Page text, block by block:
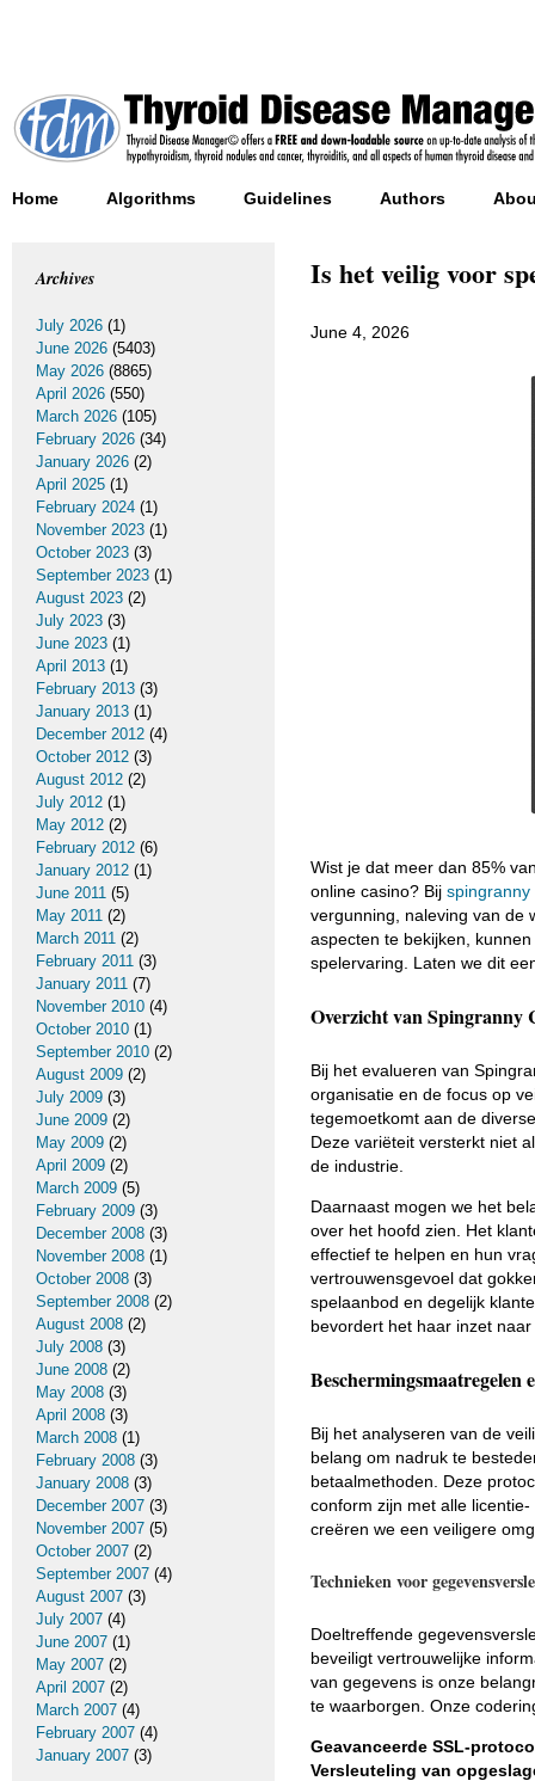
Home Algorithms Guidelines Authors
Is het veilig voor
June 4, 2026
Wist je dat meer dan 85%
online casino? Bij spingranny
vergunning, naleving van de
aspecten te bekijken,
spelervaring. Laten we dit
Overzicht van Spingranny
Bij het evalueren van
organisatie en de focus op
tegemoetkomt aan de
Deze variëteit versterkt niet
de industrie.
Daarnaast mogen we het
over het hoofd zien. Het
effectief te helpen en hun
vertrouwensgevoel dat
spelaanbod en degelijk
bevordert het haar inzet
Beschermingsmaatregelen
Bij het analyseren van de
belang om nadruk te
betaalmethoden. Deze
conform zijn met alle
creëren we een veiligere
Technieken voor
Doeltreffende
beveiligt vertrouwelijke
van gegevens is onze
te waarborgen. Onze
Geavanceerde SSL-
Versleuteling van
Archives
July 2026 (1)
June 2026 (5403)
May 2026 (8865)
April 2026 (550)
March 2026 (105)
February 2026 (34)
January 2026 (2)
April 2025 (1)
February 2024 (1)
November 2023 (1)
October 2023 (3)
September 2023 (1)
August 2023 (2)
July 2023 (3)
June 2023 (1)
April 2013 (1)
February 2013 (3)
January 2013 (1)
December 2012 (4)
October 2012 (3)
August 2012 (2)
July 2012 (1)
May 2012 (2)
February 2012 (6)
January 2012 (1)
June 2011 (5)
May 2011 (2)
March 2011 (2)
February 2011 (3)
January 2011 (7)
November 2010 (4)
October 2010 (1)
September 2010 (2)
August 2009 (2)
July 2009 (3)
June 2009 (2)
May 2009 (2)
April 2009 (2)
March 2009 (5)
February 2009 (3)
December 2008 (3)
November 2008 (1)
October 2008 (3)
September 2008 (2)
August 2008 (2)
July 2008 (3)
June 2008 (2)
May 2008 (3)
April 2008 (3)
March 2008 (1)
February 2008 (3)
January 2008 (3)
December 2007 (3)
November 2007 (5)
October 2007 (2)
September 2007 (4)
August 2007 (3)
July 2007 (4)
June 2007 (1)
May 2007 (2)
April 2007 (2)
March 2007 (4)
February 2007 (4)
January 2007 (3)